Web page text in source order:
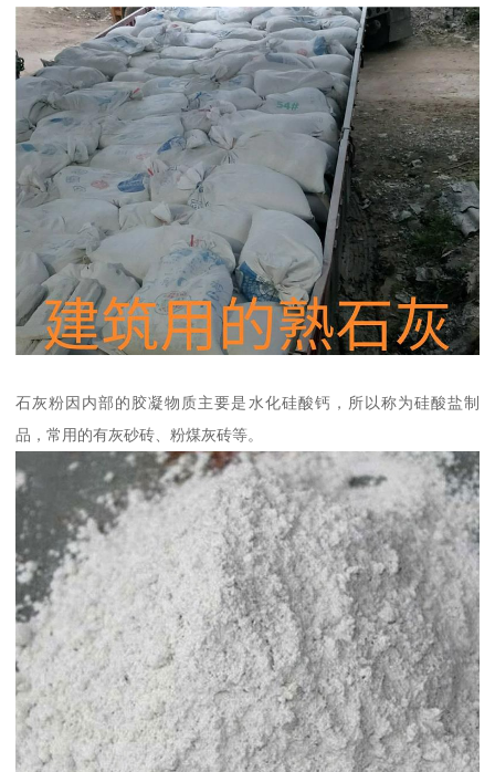
石灰粉因内部的胶凝物质主要是水化硅酸钙，所以称为硅酸盐制
品，常用的有灰砂砖、粉煤灰砖等。